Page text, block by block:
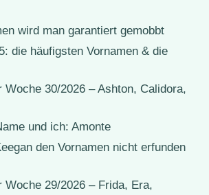
wird man garantiert gemobbt
die häufigsten Vornamen & die
Woche 30/2026 – Ashton, Calidora,
und ich: Amonte
den Vornamen nicht erfunden
Woche 29/2026 – Frida, Era,